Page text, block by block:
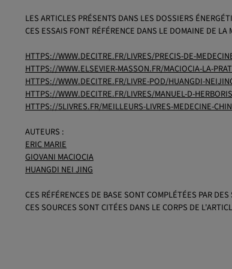
LES ARTICLES PRÉSENTS DANS LES DOSSIERS
CES ESSAIS FONT RÉFÉRENCE DANS LE DOMAINE DE LA
HTTPS://WWW.DECITRE.FR/LIVRES/PRECIS-DE-
HTTPS://WWW.ELSEVIER-MASSON.FR/MACIOCIA-LA-
HTTPS://WWW.DECITRE.FR/LIVRE-POD/HUANGDI-
HTTPS://WWW.DECITRE.FR/LIVRES/MANUEL-D-
HTTPS://5LIVRES.FR/MEILLEURS-LIVRES-MEDECINE-
AUTEURS :
ERIC MARIE
GIOVANI MACIOCIA
HUANGDI NEI JING
CES RÉFÉRENCES DE BASE SONT COMPLÉTÉES PAR
CES SOURCES SONT CITÉES DANS LE CORPS DE